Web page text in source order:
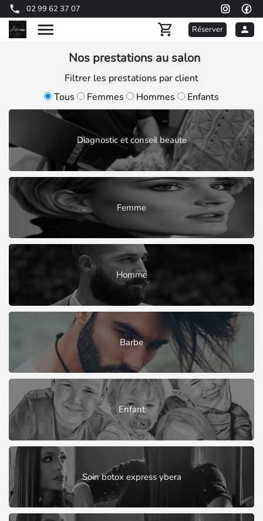
02 99 62 37 07
Réserver
Nos prestations au salon
Filtrer les prestations par client
Tous
Femmes Hommes Enfants
Diagnostic et conseil beaute
Femme
Homme
Barbe
Enfant
Soin botox express ybera